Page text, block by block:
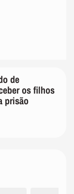
de
os filhos
prisão